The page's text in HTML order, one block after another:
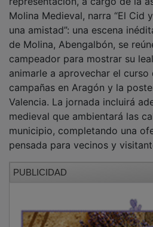
Molina Medieval, narra “El Cid
una amistad”: una escena
de Molina, Abengalbón, se
campeador para mostrar su
animarle a aprovechar el curso
campañas en Aragón y la
Valencia. La jornada incluirá
medieval que ambientará las
municipio, completando una
pensada para vecinos y